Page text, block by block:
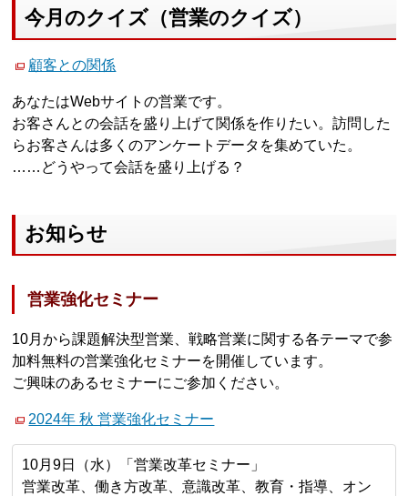
今月のクイズ（営業のクイズ）
顧客との関係
あなたはWebサイトの営業です。
お客さんとの会話を盛り上げて関係を作りたい。訪問した
らお客さんは多くのアンケートデータを集めていた。
……どうやって会話を盛り上げる？
お知らせ
営業強化セミナー
10月から課題解決型営業、戦略営業に関する各テーマで参
加料無料の営業強化セミナーを開催しています。
ご興味のあるセミナーにご参加ください。
2024年 秋 営業強化セミナー
10月9日（水）「営業改革セミナー」
営業改革、働き方改革、意識改革、教育・指導、オン